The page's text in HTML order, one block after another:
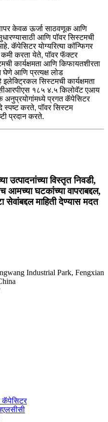
केवळ ऊर्जा साठवणूक आणि
आणि पॉवर सिस्टमची
कॅपेसिटर योग्यरित्या कॉन्फिगर
करता येते, पॉवर फॅक्टर
कार्यक्षमता आणि किफायतशीरता
आणि प्रत्यक्ष लोड
इलेक्ट्रिकल सिस्टमची कार्यक्षमता
सीआरपीएस १८५ ४.५ किलोवॅट एआय
अनुप्रयोगांमध्ये प्रगत कॅपेसिटर
स्पष्ट करते, पॉवर सिस्टम
प्रदान करते.
विस्तृत निवडी,
आमच्या घटकांच्या वापराबद्दल,
माहिती देण्यास मदत
Industrial Park, Fengxian
कॅपेसिटर